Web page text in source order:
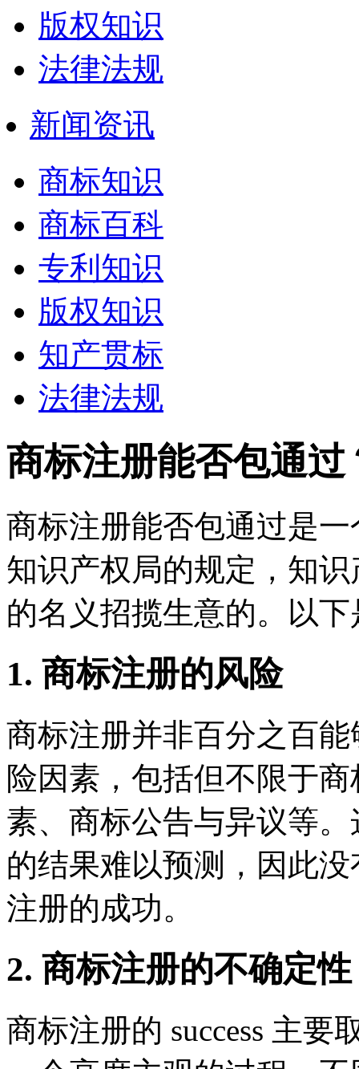
版权知识
法律法规
新闻资讯
商标知识
商标百科
专利知识
版权知识
知产贯标
法律法规
商标注册能否包通过
商标注册能否包通过是
知识产权局的规定，知
的名义招揽生意的。以
1. 商标注册的风险
商标注册并非百分之百
险因素，包括但不限于
素、商标公告与异议等
的结果难以预测，因此
注册的成功。
2. 商标注册的不确定性
商标注册的 success 主